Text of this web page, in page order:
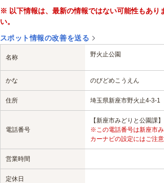
※ 以下情報は、最新の情報ではない可能性もあり
い。
スポット情報の改善を送る
名称 野火止公園
かな のびどめこうえん
住所 埼玉県新座市野火止4-3-1
電話番号
【新座市みどりと公園課
※この電話番号は新座市み
カーナビの設定にはご注意
営業時間
定休日